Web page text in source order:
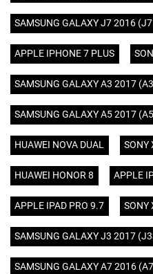
SAMSUNG GALAXY J7 2016
APPLE IPHONE 7 PLUS
SAMSUNG GALAXY A3 2017
SAMSUNG GALAXY A5 2017
HUAWEI NOVA DUAL SONY
HUAWEI HONOR 8 APPLE
APPLE IPAD PRO 9.7 SONY
SAMSUNG GALAXY J3 2017
SAMSUNG GALAXY A7 2016